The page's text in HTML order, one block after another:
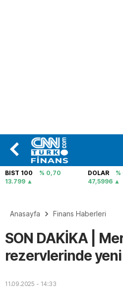
BIST 100
% 0,70
13.799
DOLAR
47,5996
Anasayfa Finans Haberleri
SON DAKİKA |
rezervlerinde
11.09.2025 - 14:33